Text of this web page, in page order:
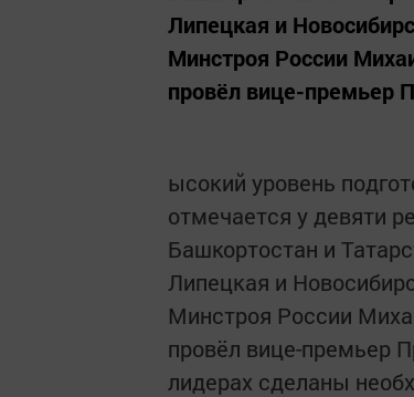
Липецкая и
Минстроя России
провёл вице-премьер
ысокий уровень
отмечается у девяти
Башкортостан и
Липецкая и
Минстроя России
провёл вице-премьер
лидерах сделаны